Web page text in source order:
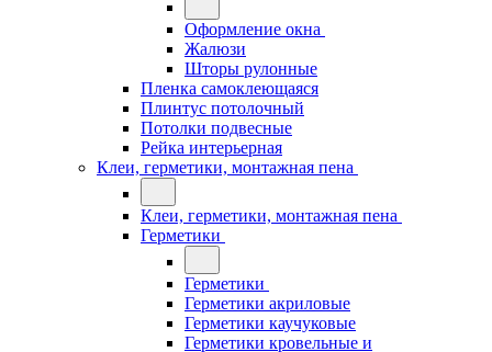
Оформление окна
Жалюзи
Шторы рулонные
Пленка самоклеющаяся
Плинтус потолочный
Потолки подвесные
Рейка интерьерная
Клеи, герметики, монтажная пена
Клеи, герметики, монтажная пена
Герметики
Герметики
Герметики акриловые
Герметики каучуковые
Герметики кровельные и